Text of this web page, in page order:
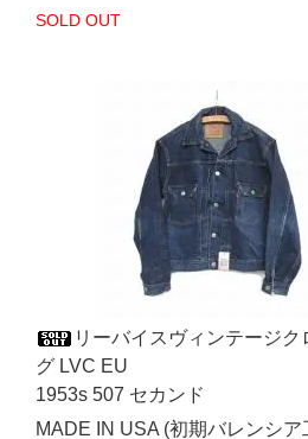
SOLD OUT
リーバイスヴィンテージク
グ LVC EU
1953s 507 セカンド
MADE IN USA (初期バレンシア